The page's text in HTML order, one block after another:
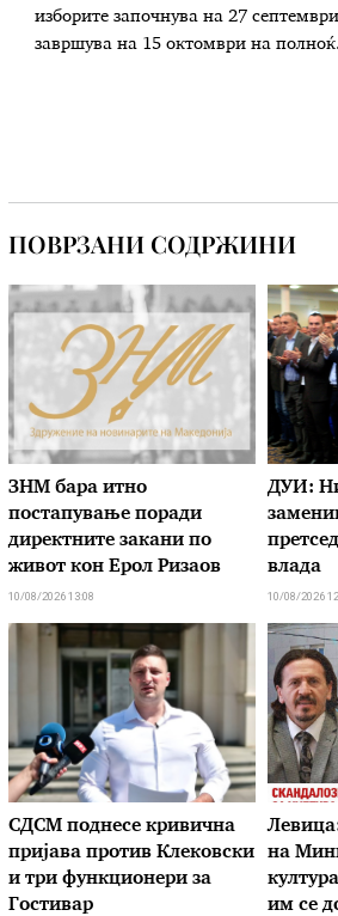
изборите започнува на 27
завршува на 15 октомври на полноќ.
ПОВРЗАНИ СОДРЖИНИ
ЗНМ бара итно
постапување поради
директните закани по
живот кон Ерол Ризаов
10/08/2026 13:08
ДУИ:
влада
10/08/2026
СДСМ поднесе кривична
пријава против Клековски
и три функционери за
Гостивар
на
им се